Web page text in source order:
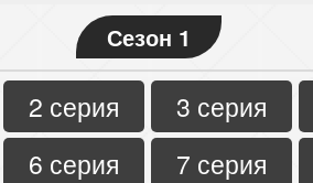
Сезон 1
2 серия
3 серия
6 серия
7 серия